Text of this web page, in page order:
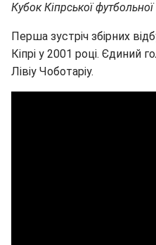
Кубок Кіпрської футбольної
Перша зустріч збірних
Кіпрі у 2001 році. Єдиний
Лівіу Чоботаріу.